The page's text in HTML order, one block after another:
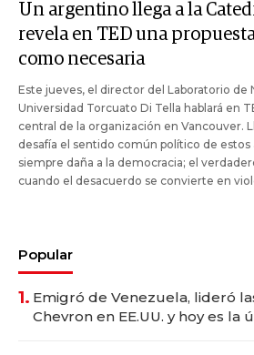
Un argentino llega a la
revela en TED una
como necesaria
Este jueves, el director del Laboratorio de
Universidad Torcuato Di Tella hablará en
central de la organización en Vancouver.
desafía el sentido común político de estos
siempre daña a la democracia; el
cuando el desacuerdo se convierte en
Popular
1. Emigró de Venezuela, lideró
Chevron en EE.UU. y hoy es la